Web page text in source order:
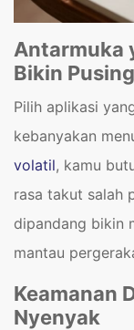
Antarmuka
Bikin Pusing
Pilih aplikasi
kebanyakan
volatil, kamu
rasa takut salah
dipandang bikin
mantau
Keamanan
Nyenyak